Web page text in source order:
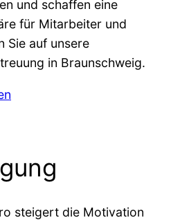
und schaffen eine
für Mitarbeiter und
Sie auf unsere
in Braunschweig.
steigert die Motivation